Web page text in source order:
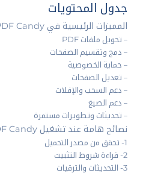
جدول المحتويات
المميزات الرئيسية في PDF Candy للكمبيوتر 2025
– تحويل ملفات PDF
– دمج وتقسيم الصفحات
– حماية الخصوصية
– تعديل الصفحات
– دعم السحب والإفلات
– دعم الصيغ
– تحديثات وتطويرات مستمرة
نصائح هامة عند تشغيل PDF Candy للكمبيوتر
1- تحقق من مصدر التحميل
2- قراءة شروط التثبيت
3- التحديثات والترقيات